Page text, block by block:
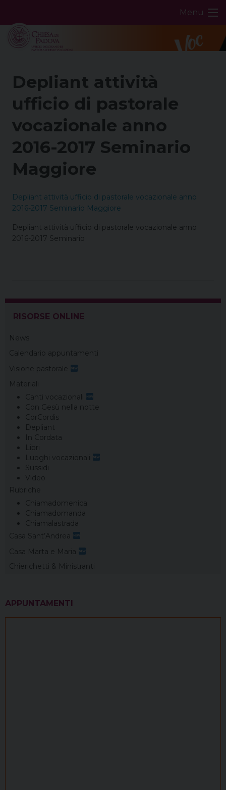
content
Menu
Depliant attività
ufficio di pastorale
vocazionale anno
2016-2017 Seminario
Maggiore
Depliant attività ufficio di pastorale vocazionale anno
2016-2017 Seminario Maggiore
Depliant attività ufficio di pastorale vocazionale anno
2016-2017 Seminario
RISORSE ONLINE
News
Calendario appuntamenti
Visione pastorale
Materiali
Canti vocazionali
Con Gesù nella notte
CorCordis
Depliant
In Cordata
Libri
Luoghi vocazionali
Sussidi
Video
Rubriche
Chiamadomenica
Chiamadomanda
Chiamalastrada
Casa Sant’Andrea
Casa Marta e Maria
Chierichetti & Ministranti
APPUNTAMENTI